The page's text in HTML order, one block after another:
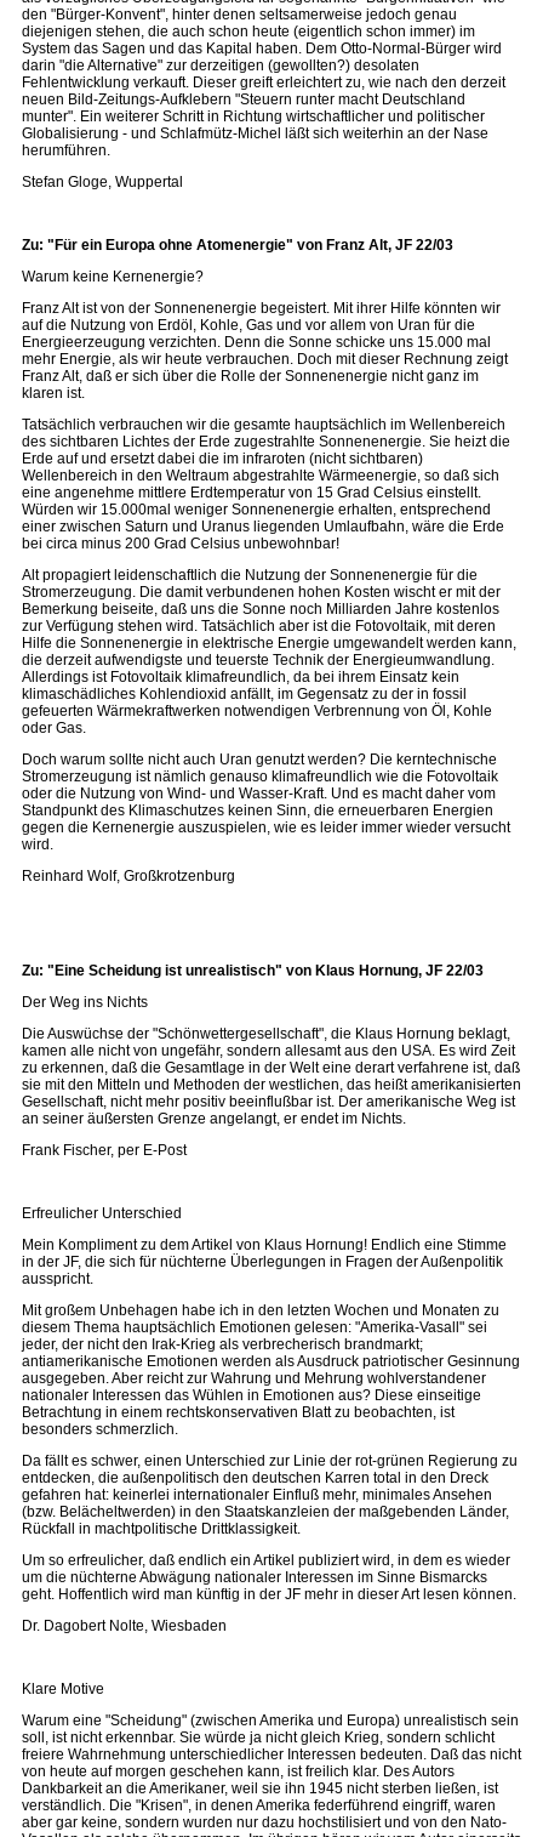
den "Bürger-Konvent", hinter denen seltsamerweise jedoch genau
diejenigen stehen, die auch schon heute (eigentlich schon immer) im
System das Sagen und das Kapital haben. Dem Otto-Normal-Bürger wird
darin "die Alternative" zur derzeitigen (gewollten?) desolaten
Fehlentwicklung verkauft. Dieser greift erleichtert zu, wie nach den derzeit
neuen Bild-Zeitungs-Aufklebern "Steuern runter macht Deutschland
munter". Ein weiterer Schritt in Richtung wirtschaftlicher und politischer
Globalisierung - und Schlafmütz-Michel läßt sich weiterhin an der Nase
herumführen.
Stefan Gloge, Wuppertal
Zu: "Für ein Europa ohne Atomenergie" von Franz Alt, JF 22/03
Warum keine Kernenergie?
Franz Alt ist von der Sonnenenergie begeistert. Mit ihrer Hilfe könnten wir
auf die Nutzung von Erdöl, Kohle, Gas und vor allem von Uran für die
Energieerzeugung verzichten. Denn die Sonne schicke uns 15.000 mal
mehr Energie, als wir heute verbrauchen. Doch mit dieser Rechnung zeigt
Franz Alt, daß er sich über die Rolle der Sonnenenergie nicht ganz im
klaren ist.
Tatsächlich verbrauchen wir die gesamte hauptsächlich im Wellenbereich
des sichtbaren Lichtes der Erde zugestrahlte Sonnenenergie. Sie heizt die
Erde auf und ersetzt dabei die im infraroten (nicht sichtbaren)
Wellenbereich in den Weltraum abgestrahlte Wärmeenergie, so daß sich
eine angenehme mittlere Erdtemperatur von 15 Grad Celsius einstellt.
Würden wir 15.000mal weniger Sonnenenergie erhalten, entsprechend
einer zwischen Saturn und Uranus liegenden Umlaufbahn, wäre die Erde
bei circa minus 200 Grad Celsius unbewohnbar!
Alt propagiert leidenschaftlich die Nutzung der Sonnenenergie für die
Stromerzeugung. Die damit verbundenen hohen Kosten wischt er mit der
Bemerkung beiseite, daß uns die Sonne noch Milliarden Jahre kostenlos
zur Verfügung stehen wird. Tatsächlich aber ist die Fotovoltaik, mit deren
Hilfe die Sonnenenergie in elektrische Energie umgewandelt werden kann,
die derzeit aufwendigste und teuerste Technik der Energieumwandlung.
Allerdings ist Fotovoltaik klimafreundlich, da bei ihrem Einsatz kein
klimaschädliches Kohlendioxid anfällt, im Gegensatz zu der in fossil
gefeuerten Wärmekraftwerken notwendigen Verbrennung von Öl, Kohle
oder Gas.
Doch warum sollte nicht auch Uran genutzt werden? Die kerntechnische
Stromerzeugung ist nämlich genauso klimafreundlich wie die Fotovoltaik
oder die Nutzung von Wind- und Wasser-Kraft. Und es macht daher vom
Standpunkt des Klimaschutzes keinen Sinn, die erneuerbaren Energien
gegen die Kernenergie auszuspielen, wie es leider immer wieder versucht
wird.
Reinhard Wolf, Großkrotzenburg
Zu: "Eine Scheidung ist unrealistisch" von Klaus Hornung, JF 22/03
Der Weg ins Nichts
Die Auswüchse der "Schönwettergesellschaft", die Klaus Hornung beklagt,
kamen alle nicht von ungefähr, sondern allesamt aus den USA. Es wird Zeit
zu erkennen, daß die Gesamtlage in der Welt eine derart verfahrene ist, daß
sie mit den Mitteln und Methoden der westlichen, das heißt amerikanisierten
Gesellschaft, nicht mehr positiv beeinflußbar ist. Der amerikanische Weg ist
an seiner äußersten Grenze angelangt, er endet im Nichts.
Frank Fischer, per E-Post
Erfreulicher Unterschied
Mein Kompliment zu dem Artikel von Klaus Hornung! Endlich eine Stimme
in der JF, die sich für nüchterne Überlegungen in Fragen der Außenpolitik
ausspricht.
Mit großem Unbehagen habe ich in den letzten Wochen und Monaten zu
diesem Thema hauptsächlich Emotionen gelesen: "Amerika-Vasall" sei
jeder, der nicht den Irak-Krieg als verbrecherisch brandmarkt;
antiamerikanische Emotionen werden als Ausdruck patriotischer Gesinnung
ausgegeben. Aber reicht zur Wahrung und Mehrung wohlverstandener
nationaler Interessen das Wühlen in Emotionen aus? Diese einseitige
Betrachtung in einem rechtskonservativen Blatt zu beobachten, ist
besonders schmerzlich.
Da fällt es schwer, einen Unterschied zur Linie der rot-grünen Regierung zu
entdecken, die außenpolitisch den deutschen Karren total in den Dreck
gefahren hat: keinerlei internationaler Einfluß mehr, minimales Ansehen
(bzw. Belächeltwerden) in den Staatskanzleien der maßgebenden Länder,
Rückfall in machtpolitische Drittklassigkeit.
Um so erfreulicher, daß endlich ein Artikel publiziert wird, in dem es wieder
um die nüchterne Abwägung nationaler Interessen im Sinne Bismarcks
geht. Hoffentlich wird man künftig in der JF mehr in dieser Art lesen können.
Dr. Dagobert Nolte, Wiesbaden
Klare Motive
Warum eine "Scheidung" (zwischen Amerika und Europa) unrealistisch sein
soll, ist nicht erkennbar. Sie würde ja nicht gleich Krieg, sondern schlicht
freiere Wahrnehmung unterschiedlicher Interessen bedeuten. Daß das nicht
von heute auf morgen geschehen kann, ist freilich klar. Des Autors
Dankbarkeit an die Amerikaner, weil sie ihn 1945 nicht sterben ließen, ist
verständlich. Die "Krisen", in denen Amerika federführend eingriff, waren
aber gar keine, sondern wurden nur dazu hochstilisiert und von den Nato-